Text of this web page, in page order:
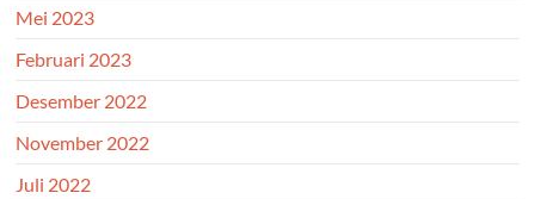
Mei 2023
Februari 2023
Desember 2022
November 2022
Juli 2022